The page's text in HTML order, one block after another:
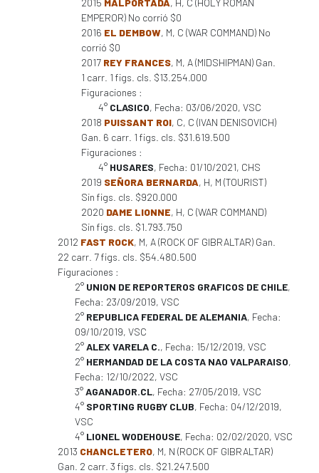
2015 MALPORTADA, H, C (HOLY ROMAN
EMPEROR) No corrió $0
2016 EL DEMBOW, M, C (WAR COMMAND) No
corrió $0
2017 REY FRANCES, M, A (MIDSHIPMAN) Gan.
1 carr. 1 figs. cls. $13.254.000
Figuraciones :
4° CLASICO, Fecha: 03/06/2020, VSC
2018 PUISSANT ROI, C, C (IVAN DENISOVICH)
Gan. 6 carr. 1 figs. cls. $31.619.500
Figuraciones :
4° HUSARES, Fecha: 01/10/2021, CHS
2019 SEÑORA BERNARDA, H, M (TOURIST)
Sin figs. cls. $920.000
2020 DAME LIONNE, H, C (WAR COMMAND)
Sin figs. cls. $1.793.750
2012 FAST ROCK, M, A (ROCK OF GIBRALTAR) Gan.
22 carr. 7 figs. cls. $54.480.500
Figuraciones :
2° UNION DE REPORTEROS GRAFICOS DE CHILE,
Fecha: 23/09/2019, VSC
2° REPUBLICA FEDERAL DE ALEMANIA, Fecha:
09/10/2019, VSC
2°ALEX VARELA C., Fecha: 15/12/2019, VSC
2° HERMANDAD DE LA COSTA NAO VALPARAISO,
Fecha: 12/10/2022, VSC
3°AGANADOR.CL, Fecha: 27/05/2019, VSC
4° SPORTING RUGBY CLUB, Fecha: 04/12/2019,
VSC
4° LIONEL WODEHOUSE, Fecha: 02/02/2020, VSC
2013 CHANCLETERO, M, N (ROCK OF GIBRALTAR)
Gan. 2 carr. 3 figs. cls. $21.247.500